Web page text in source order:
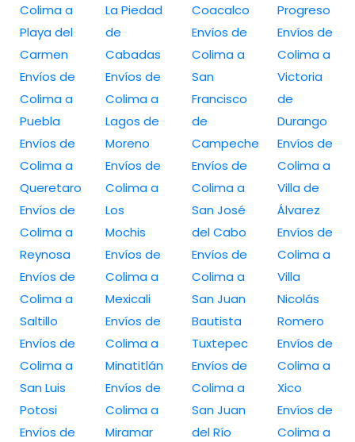
Colima a
Playa del
Carmen
Envíos de
Colima a
Puebla
Envíos de
Colima a
Queretaro
Envíos de
Colima a
Reynosa
Envíos de
Colima a
Saltillo
Envíos de
Colima a
San Luis
Potosi
Envíos de
La Piedad
de
Cabadas
Envíos de
Colima a
Lagos de
Moreno
Envíos de
Colima a
Los
Mochis
Envíos de
Colima a
Mexicali
Envíos de
Colima a
Minatitlán
Envíos de
Colima a
Miramar
Coacalco
Envíos de
Colima a
San
Francisco
de
Campeche
Envíos de
Colima a
San José
del Cabo
Envíos de
Colima a
San Juan
Bautista
Tuxtepec
Envíos de
Colima a
San Juan
del Río
Progreso
Envíos de
Colima a
Victoria
de
Durango
Envíos de
Colima a
Villa de
Álvarez
Envíos de
Colima a
Villa
Nicolás
Romero
Envíos de
Colima a
Xico
Envíos de
Colima a